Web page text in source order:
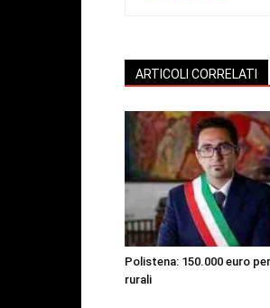
ARTICOLI CORRELATI
Polistena: 150.000 euro
rurali